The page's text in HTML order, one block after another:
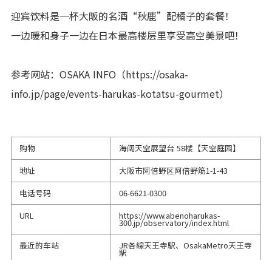
迎宾饮料是一杯大阪的名酒“秋鹿”配橘子的套餐！
一边暖和身子一边在日本最高楼层里享受高空美景吧！
参考网站：OSAKA INFO（https://osaka-
info.jp/page/events-harukas-kotatsu-gourmet）
购物
海阔天空展望台 58楼【天空庭园】
地址
大阪市阿倍野区阿倍野筋1-1-43
电话号码
06-6621-0300
URL
https://www.abenoharukas-
300.jp/observatory/index.html
最近的车站
JR各線天王寺駅、OsakaMetro天王寺
駅